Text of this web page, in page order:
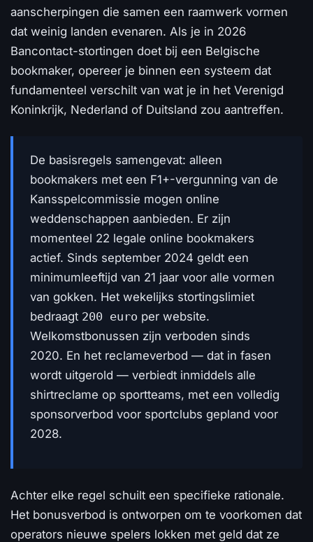
aanscherpingen die samen een raamwerk vormen
dat weinig landen evenaren. Als je in 2026
Bancontact-stortingen doet bij een Belgische
bookmaker, opereer je binnen een systeem dat
fundamenteel verschilt van wat je in het Verenigd
Koninkrijk, Nederland of Duitsland zou aantreffen.
De basisregels samengevat: alleen
bookmakers met een F1+-vergunning van de
Kansspelcommissie mogen online
weddenschappen aanbieden. Er zijn
momenteel 22 legale online bookmakers
actief. Sinds september 2024 geldt een
minimumleeftijd van 21 jaar voor alle vormen
van gokken. Het wekelijks stortingslimiet
bedraagt 200 euro per website.
Welkomstbonussen zijn verboden sinds
2020. En het reclameverbod — dat in fasen
wordt uitgerold — verbiedt inmiddels alle
shirtreclame op sportteams, met een volledig
sponsorverbod voor sportclubs gepland voor
2028.
Achter elke regel schuilt een specifieke rationale.
Het bonusverbod is ontworpen om te voorkomen dat
operators nieuwe spelers lokken met geld dat ze